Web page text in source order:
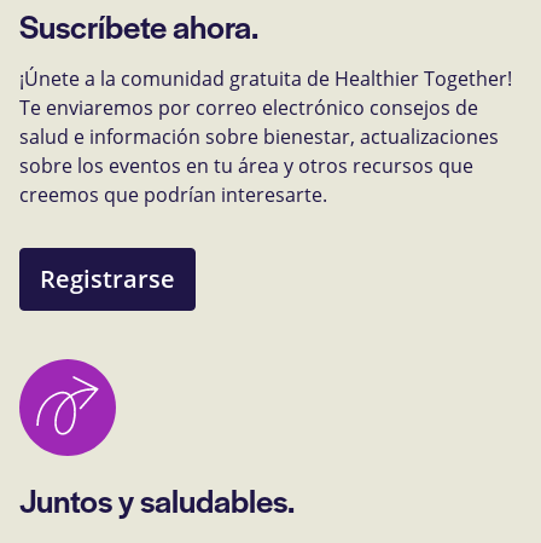
Suscríbete ahora.
¡Únete a la comunidad gratuita de Healthier Together!
Te enviaremos por correo electrónico consejos de
salud e información sobre bienestar, actualizaciones
sobre los eventos en tu área y otros recursos que
creemos que podrían interesarte.
Registrarse
Juntos y saludables.